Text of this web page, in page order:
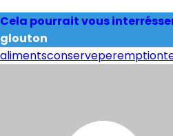
Cela pourrait vous
glouton
alimentsconserveperemption